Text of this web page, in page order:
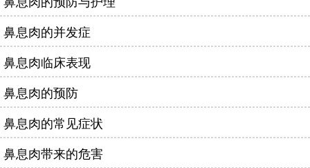
鼻息肉的并发症
鼻息肉临床表现
鼻息肉的预防
鼻息肉的常见症状
鼻息肉带来的危害